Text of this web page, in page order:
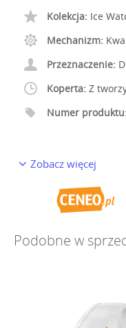
Kolekcja: Ice
Mechanizm:
Przeznaczenie:
Koperta: Z
Numer produktu:
Zobacz więcej
Podobne w